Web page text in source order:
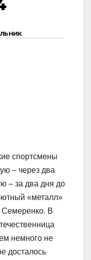
спортсмены
– через два
– за два дня до
«металл»
Семеренко. В
немного не
досталось